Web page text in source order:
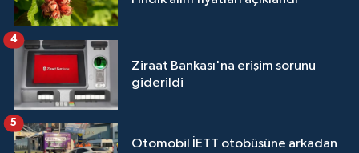
Ziraat Bankası'na erişim sorunu
giderildi
4
Otomobil İETT otobüsüne arkadan
5